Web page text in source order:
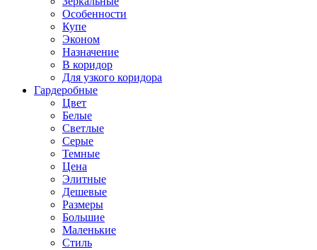
Особенности
Купе
Эконом
Назначение
В коридор
Для узкого коридора
Гардеробные
Цвет
Белые
Светлые
Серые
Темные
Цена
Элитные
Дешевые
Размеры
Большие
Маленькие
Стиль